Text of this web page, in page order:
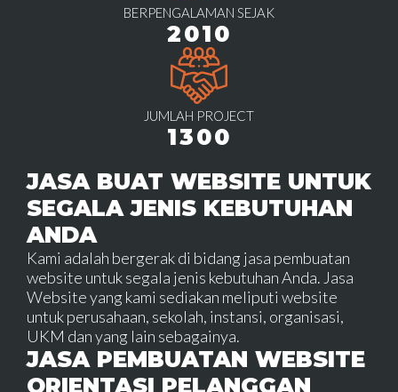
BERPENGALAMAN SEJAK
2010
JUMLAH PROJECT
1300
JASA BUAT WEBSITE UNTUK
SEGALA JENIS KEBUTUHAN
ANDA
Kami adalah bergerak di bidang jasa pembuatan
website untuk segala jenis kebutuhan Anda. Jasa
Website yang kami sediakan meliputi website
untuk perusahaan, sekolah, instansi, organisasi,
UKM dan yang lain sebagainya.
JASA PEMBUATAN WEBSITE
ORIENTASI PELANGGAN